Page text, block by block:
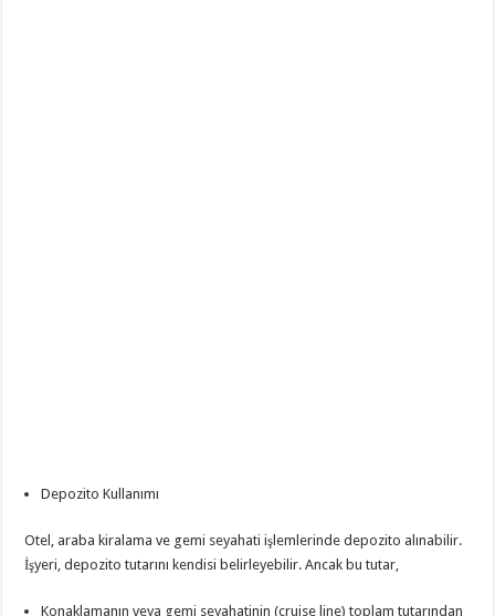
Depozito Kullanımı
Otel, araba kiralama ve gemi seyahati işlemlerinde depozito alınabilir.
İşyeri, depozito tutarını kendisi belirleyebilir. Ancak bu tutar,
Konaklamanın veya gemi seyahatinin (cruise line) toplam tutarından